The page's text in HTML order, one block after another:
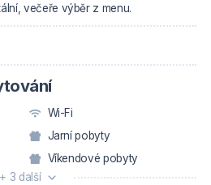
večeře výběr z menu.
Wi-Fi
Jarní pobyty
Víkendové pobyty
+ 3 další